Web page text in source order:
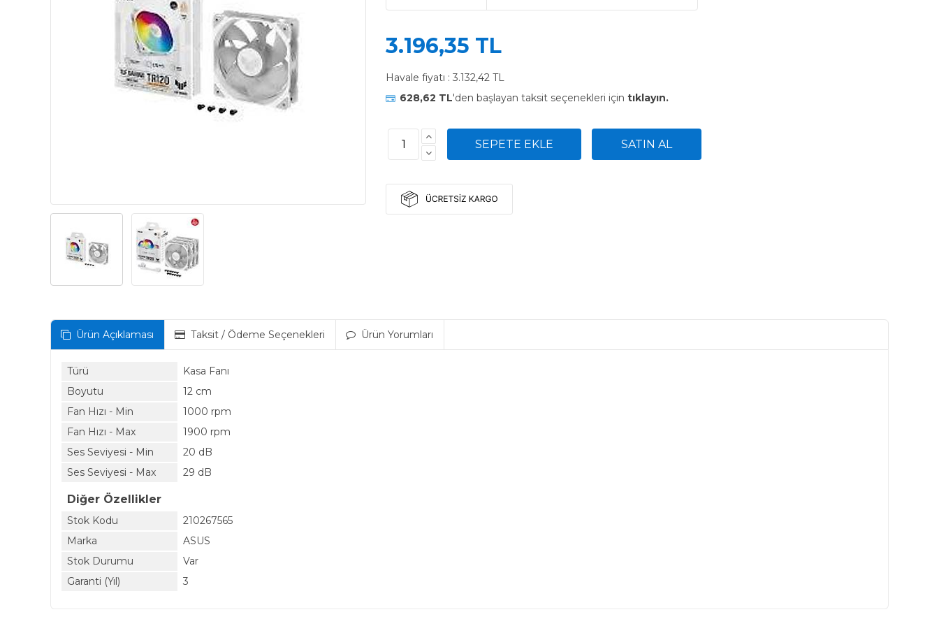
3.196,35 TL
Havale fiyatı : 3.132,42 TL
628,62 TL'den başlayan taksit seçenekleri için tıklayın.
Ürün Açıklaması Taksit / Ödeme Seçenekleri Ürün Yorumları
Türü
Kasa Fanı
Boyutu
12 cm
Fan Hızı - Min
1000 rpm
Fan Hızı - Max
1900 rpm
Ses Seviyesi - Min
20 dB
Ses Seviyesi - Max
29 dB
Diğer Özellikler
Stok Kodu
210267565
Marka
ASUS
Stok Durumu
Var
Garanti (Yıl)
3